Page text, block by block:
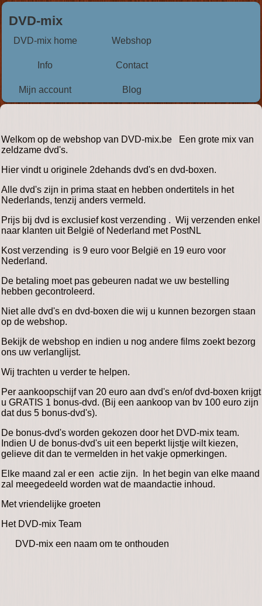
DVD-mix
DVD-mix home Webshop
Info Contact
Mijn account Blog
Welkom op de webshop van DVD-mix.be Een grote mix van
zeldzame dvd's.
Hier vindt u originele 2dehands dvd's en dvd-boxen.
Alle dvd's zijn in prima staat en hebben ondertitels in het
Nederlands, tenzij anders vermeld.
Prijs bij dvd is exclusief kost verzending . Wij verzenden enkel
naar klanten uit België of Nederland met PostNL
Kost verzending is 9 euro voor België en 19 euro voor
Nederland.
De betaling moet pas gebeuren nadat we uw bestelling
hebben gecontroleerd.
Niet alle dvd's en dvd-boxen die wij u kunnen bezorgen staan
op de webshop.
Bekijk de webshop en indien u nog andere films zoekt bezorg
ons uw verlanglijst.
Wij trachten u verder te helpen.
Per aankoopschijf van 20 euro aan dvd's en/of dvd-boxen krijgt
u GRATIS 1 bonus-dvd. (Bij een aankoop van bv 100 euro zijn
dat dus 5 bonus-dvd's).
De bonus-dvd's worden gekozen door het DVD-mix team.
Indien U de bonus-dvd's uit een beperkt lijstje wilt kiezen,
gelieve dit dan te vermelden in het vakje opmerkingen.
Elke maand zal er een actie zijn. In het begin van elke maand
zal meegedeeld worden wat de maandactie inhoud.
Met vriendelijke groeten
Het DVD-mix Team
DVD-mix een naam om te onthouden